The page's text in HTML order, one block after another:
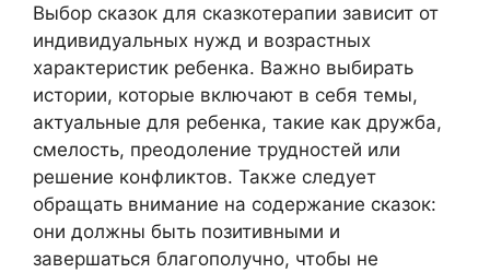
Выбор сказок для сказкотерапии зависит от
индивидуальных нужд и возрастных
характеристик ребенка. Важно выбирать
истории, которые включают в себя темы,
актуальные для ребенка, такие как дружба,
смелость, преодоление трудностей или
решение конфликтов. Также следует
обращать внимание на содержание сказок:
они должны быть позитивными и
завершаться благополучно, чтобы не